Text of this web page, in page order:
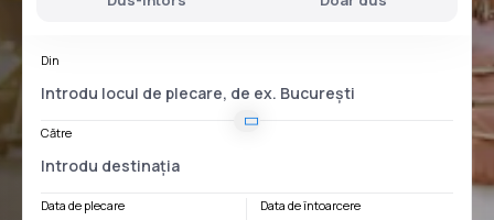
Din
Către
Data de plecare Data de întoarcere